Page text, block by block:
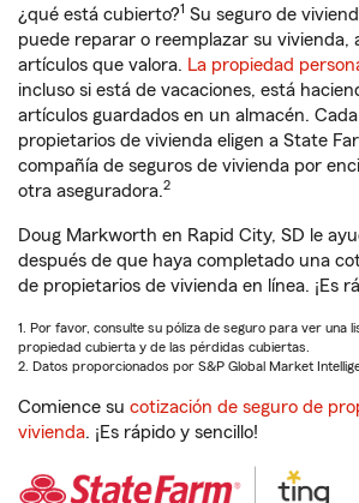
¿qué está cubierto?1 Su seguro de
puede reparar o reemplazar su vivienda,
artículos que valora. La propiedad
incluso si está de vacaciones, está
artículos guardados en un almacén.
propietarios de vivienda eligen a State
compañía de seguros de vivienda por
otra aseguradora.2
Doug Markworth en Rapid City, SD le
después de que haya completado una
de propietarios de vivienda en línea. ¡Es
1. Por favor, consulte su póliza de seguro para ver una
propiedad cubierta y de las pérdidas cubiertas.
2. Datos proporcionados por S&P Global Market
Comience su cotización de seguro de
vivienda. ¡Es rápido y sencillo!